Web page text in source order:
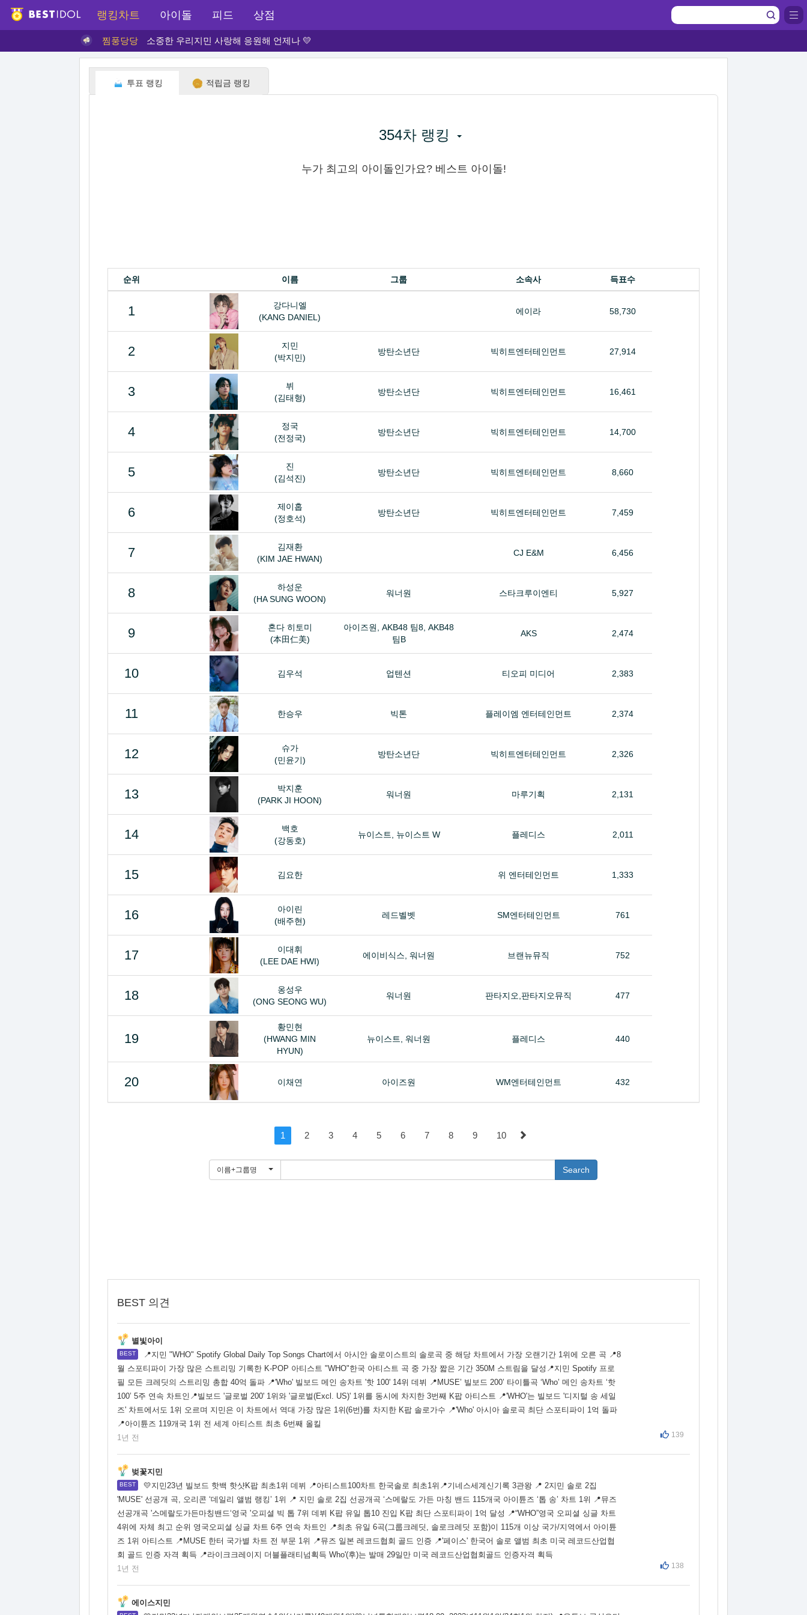
랭킹차트 아이돌 피드 상점
찜풍당당 소중한 우리지민 사랑해 응원해 언제나 💛
투표 랭킹 적립금 랭킹
354차 랭킹
누가 최고의 아이돌인가요? 베스트 아이돌!
순위 이름 그룹 소속사 득표수
1
강다니엘
(KANG DANIEL)
에이라 58,730
2
지민
(박지민)
방탄소년단 빅히트엔터테인먼트 27,914
3
뷔
(김태형)
방탄소년단 빅히트엔터테인먼트 16,461
4
정국
(전정국)
방탄소년단 빅히트엔터테인먼트 14,700
5
진
(김석진)
방탄소년단 빅히트엔터테인먼트 8,660
6
제이홉
(정호석)
방탄소년단 빅히트엔터테인먼트 7,459
7
김재환
(KIM JAE HWAN)
CJ E&M 6,456
8
하성운
(HA SUNG WOON)
워너원 스타크루이엔티 5,927
9
혼다 히토미
(本田仁美)
아이즈원, AKB48 팀8, AKB48
팀B
AKS 2,474
10 김우석 업텐션 티오피 미디어 2,383
11 한승우 빅톤 플레이엠 엔터테인먼트 2,374
12
슈가
(민윤기)
방탄소년단 빅히트엔터테인먼트 2,326
13
박지훈
(PARK JI HOON)
워너원 마루기획 2,131
14
백호
(강동호)
뉴이스트, 뉴이스트 W 플레디스 2,011
15 김요한 위 엔터테인먼트 1,333
16
아이린
(배주현)
레드벨벳 SM엔터테인먼트 761
17
이대휘
(LEE DAE HWI)
에이비식스, 워너원 브랜뉴뮤직 752
18
옹성우
(ONG SEONG WU)
워너원 판타지오,판타지오뮤직 477
19
황민현
(HWANG MIN
HYUN)
뉴이스트, 워너원 플레디스 440
20 이채연 아이즈원 WM엔터테인먼트 432
1 2 3 4 5 6 7 8 9 10
이름+그룹명 Search
BEST 의견
별빛아이
📍지민 "WHO" Spotify Global Daily Top Songs Chart에서 아시안 솔로이스트의 솔로곡 중 해당 차트에서 가장 오랜기간 1위에 오른 곡 📍8
월 스포티파이 가장 많은 스트리밍 기록한 K-POP 아티스트 "WHO"한국 아티스트 곡 중 가장 짧은 기간 350M 스트림을 달성📍지민 Spotify 프로
필 모든 크레딧의 스트리밍 총합 40억 돌파 📍'Who' 빌보드 메인 송차트 '핫 100' 14위 데뷔 📍MUSE’ 빌보드 200’ 타이틀곡 ‘Who’ 메인 송차트 ‘핫
100’ 5주 연속 차트인📍빌보드 '글로벌 200' 1위와 '글로벌(Excl. US)' 1위를 동시에 차지한 3번째 K팝 아티스트 📍'WHO'는 빌보드 '디지털 송 세일
즈' 차트에서도 1위 오르며 지민은 이 차트에서 역대 가장 많은 1위(6번)를 차지한 K팝 솔로가수 📍'Who' 아시아 솔로곡 최단 스포티파이 1억 돌파
📍아이튠즈 119개국 1위 전 세계 아티스트 최초 6번째 올킬
1년 전
139
벚꽃지민
💛지민23년 빌보드 핫백 핫샷K팝 최초1위 데뷔 📍아티스트100차트 한국솔로 최초1위📍기네스세계신기록 3관왕 📍 2지민 솔로 2집
'MUSE' 선공개 곡, 오리콘 ‘데일리 앨범 랭킹’ 1위 📍 지민 솔로 2집 선공개곡 ‘스메랄도 가든 마칭 밴드 115개국 아이튠즈 ‘톱 송’ 차트 1위 📍뮤즈
선공개곡 '스메랄도가든마칭밴드‘영국 '오피셜 빅 톱 7위 데뷔 K팝 유일 톱10 진입 K팝 최단 스포티파이 1억 달성 📍“WHO”영국 오피셜 싱글 차트
4위에 자체 최고 순위 영국오피셜 싱글 차트 6주 연속 차트인 📍최초 유일 6곡(그룹크레딧, 솔로크레딧 포함)이 115개 이상 국가/지역에서 아이튠
즈 1위 아티스트 📍MUSE 한터 국가별 차트 전 부문 1위 📍뮤즈 일본 레코드협회 골드 인증 📍'페이스' 한국어 솔로 앨범 최초 미국 레코드산업협
회 골드 인증 자격 획득 📍라이크크레이지 더블플래티넘획득 Who'(후)는 발매 29일만 미국 레코드산업협회골드 인증자격 획득
1년 전
138
에이스지민